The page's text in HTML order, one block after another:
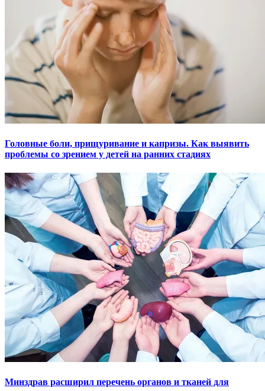
Головные боли, прищуривание и капризы. Как выявить
проблемы со зрением у детей на ранних стадиях
Минздрав расширил перечень органов и тканей для